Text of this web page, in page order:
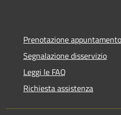
Prenotazione appuntamento
Segnalazione disservizio
Leggi le FAQ
Richiesta assistenza